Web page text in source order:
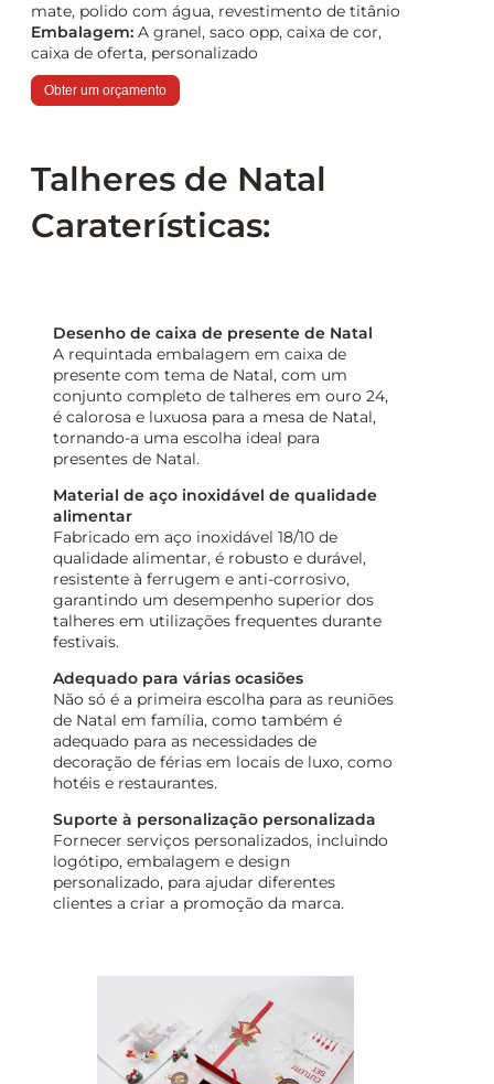
mate, polido com água, revestimento de titânio
Embalagem: A granel, saco opp, caixa de cor,
caixa de oferta, personalizado
Obter um orçamento
Talheres de Natal
Caraterísticas:
Desenho de caixa de presente de Natal
A requintada embalagem em caixa de
presente com tema de Natal, com um
conjunto completo de talheres em ouro 24,
é calorosa e luxuosa para a mesa de Natal,
tornando-a uma escolha ideal para
presentes de Natal.
Material de aço inoxidável de qualidade
alimentar
Fabricado em aço inoxidável 18/10 de
qualidade alimentar, é robusto e durável,
resistente à ferrugem e anti-corrosivo,
garantindo um desempenho superior dos
talheres em utilizações frequentes durante
festivais.
Adequado para várias ocasiões
Não só é a primeira escolha para as reuniões
de Natal em família, como também é
adequado para as necessidades de
decoração de férias em locais de luxo, como
hotéis e restaurantes.
Suporte à personalização personalizada
Fornecer serviços personalizados, incluindo
logótipo, embalagem e design
personalizado, para ajudar diferentes
clientes a criar a promoção da marca.